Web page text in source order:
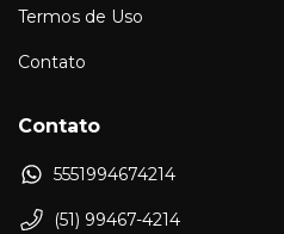
Termos de Uso
Contato
Contato
5551994674214
(51) 99467-4214